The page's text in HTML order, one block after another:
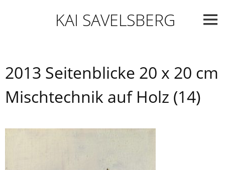
KAI SAVELSBERG
2013 Seitenblicke 20 x 20 cm
Mischtechnik auf Holz (14)